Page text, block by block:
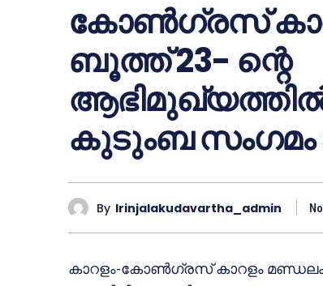
കോണ്‍ഗ്രസ്
ബൂത്ത് 23- ന്റെ
കുടുംബ സംഗമം
By Irinjalakudavartha_admin
കാറളം-കോണ്‍ഗ്രസ് കാറളം